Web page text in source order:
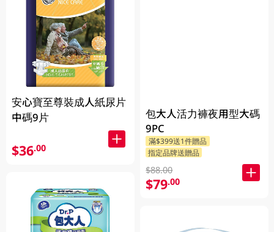
安心寶至尊裝成人紙尿片
中碼9片
$36.00
包大人活力褲夜用型大碼
9PC
滿$399送1件贈品
指定品牌送贈品
$88.00
$79.00